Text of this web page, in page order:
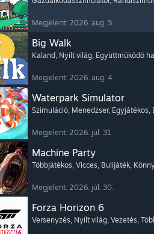
Megjelent: 2026. aug. 5.
Big Walk
Kaland, Nyílt világ, Együttműködő
Megjelent: 2026. aug. 4.
Waterpark Simulator
Szimuláció, Menedzser, Egyjátékos,
Megjelent: 2026. júl. 31.
Machine Party
Többjátékos, Vicces, Bulijáték,
Megjelent: 2026. júl. 30.
Forza Horizon 6
Versenyzés, Nyílt világ, Vezetés,